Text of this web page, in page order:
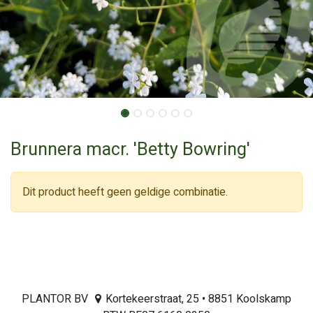
Brunnera macr. 'Betty Bowring'
Dit product heeft geen geldige combinatie.
PLANTOR BV
Kortekeerstraat, 25 • 8851 Koolskamp